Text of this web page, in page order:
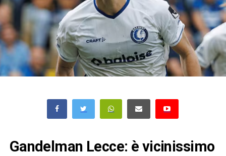
Gandelman Lecce: è vicinissimo